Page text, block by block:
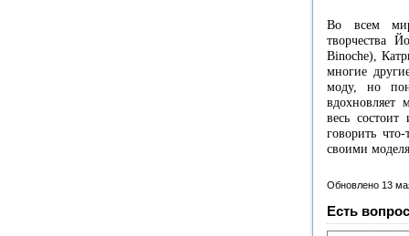
Во всем
творчества
Binoche),
многие
моду, но
весь
говорить
своими
Обновлено 13
Есть